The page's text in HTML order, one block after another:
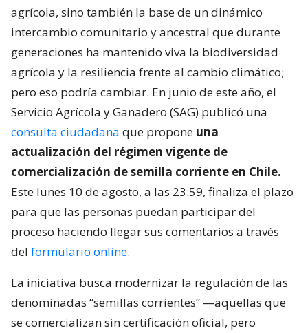
agrícola, sino también la base de un dinámico
intercambio comunitario y ancestral que durante
generaciones ha mantenido viva la biodiversidad
agrícola y la resiliencia frente al cambio climático;
pero eso podría cambiar. En junio de este año, el
Servicio Agrícola y Ganadero (SAG) publicó una
consulta ciudadana que propone una
actualización del régimen vigente de
comercialización de semilla corriente en Chile.
Este lunes 10 de agosto, a las 23:59, finaliza el plazo
para que las personas puedan participar del
proceso haciendo llegar sus comentarios a través
del formulario online.
La iniciativa busca modernizar la regulación de las
denominadas “semillas corrientes” —aquellas que
se comercializan sin certificación oficial, pero